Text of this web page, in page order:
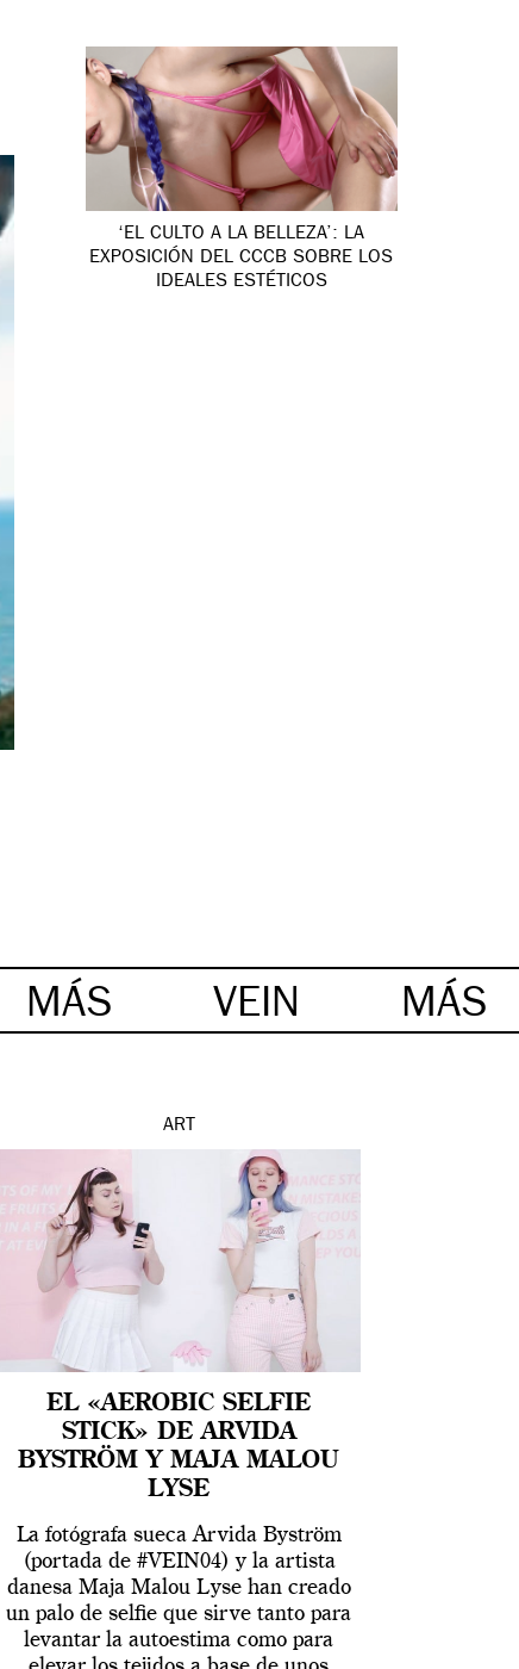
‘EL CULTO A LA BELLEZA’: LA
EXPOSICIÓN DEL CCCB SOBRE LOS
IDEALES ESTÉTICOS
MÁS VEIN MÁS
ART
EL «AEROBIC SELFIE
STICK» DE ARVIDA
BYSTRÖM Y MAJA MALOU
LYSE
La fotógrafa sueca Arvida Byström
(portada de #VEIN04) y la artista
danesa Maja Malou Lyse han creado
un palo de selfie que sirve tanto para
levantar la autoestima como para